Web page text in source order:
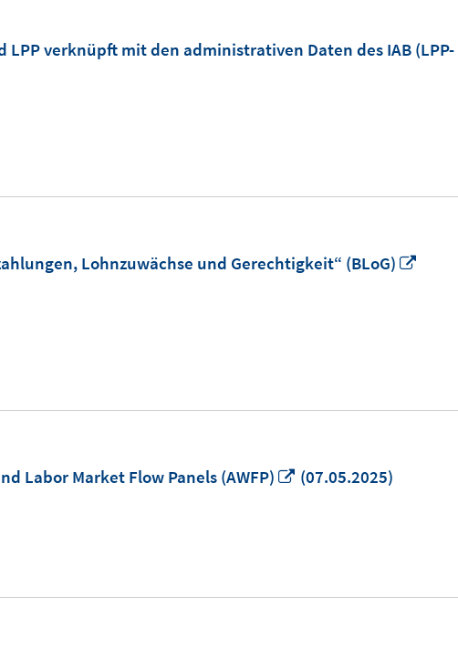
LPP verknüpft mit den administrativen Daten des IAB (LPP-
Lohnzuwächse und Gerechtigkeit“ (BLoG)
Labor Market Flow Panels (AWFP)
In
(07.05.2025)